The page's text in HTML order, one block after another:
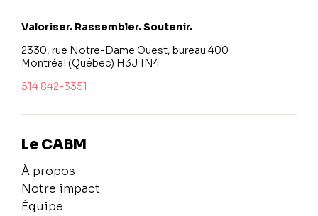
Valoriser. Rassembler. Soutenir.
2330, rue Notre-Dame Ouest, bureau 400
Montréal (Québec) H3J 1N4
514 842-3351
Le CABM
À propos
Notre impact
Équipe